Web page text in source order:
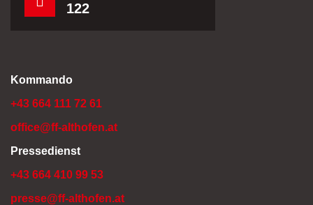
122
Kommando
+43 664 111 72 61
office@ff-althofen.at
Pressedienst
+43 664 410 99 53
presse@ff-althofen.at